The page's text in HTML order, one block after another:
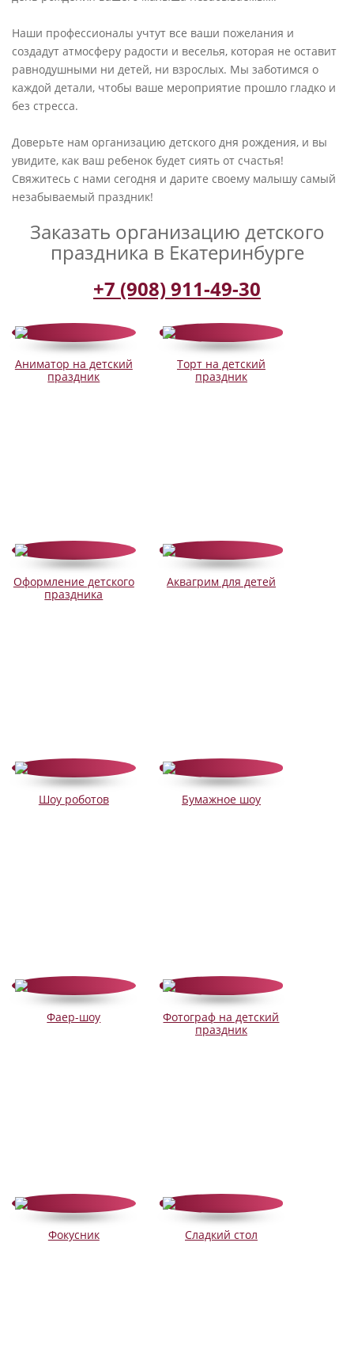
Наши профессионалы учтут все ваши пожелания и
создадут атмосферу радости и веселья, которая не оставит
равнодушными ни детей, ни взрослых. Мы заботимся о
каждой детали, чтобы ваше мероприятие прошло гладко и
без стресса.
Доверьте нам организацию детского дня рождения, и вы
увидите, как ваш ребенок будет сиять от счастья!
Свяжитесь с нами сегодня и дарите своему малышу самый
незабываемый праздник!
Заказать организацию детского
праздника в Екатеринбурге
+7 (908) 911-49-30
Аниматор на детский
праздник
Торт на детский
праздник
Оформление детского
праздника
Аквагрим для детей
Шоу роботов Бумажное шоу
Фаер-шоу
Фотограф на детский
праздник
Фокусник Сладкий стол